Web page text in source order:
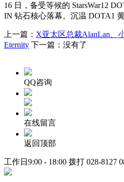
16 日，备受等候的 StarsWar12
IN 钻石核心落幕。沉温 DOTA1
上一篇： X亚太区总裁AlanLan、
Eternity 下一篇：没有了
QQ咨询
在线留言
返回顶部
工作日9:00 - 18:00 拨打 028-8127